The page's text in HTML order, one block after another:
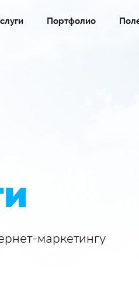
Портфолио
маркетингу